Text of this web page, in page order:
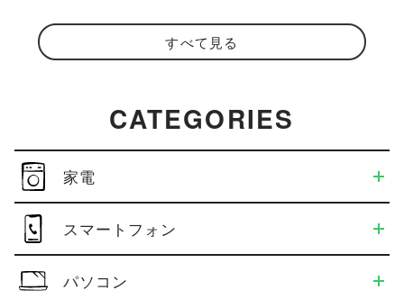
すべて見る
CATEGORIES
家電
スマートフォン
パソコン